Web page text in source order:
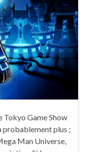
Tokyo Game Show
probablement plus ;
Man Universe,